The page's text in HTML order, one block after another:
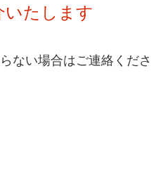
いたします
ない場合はご連絡くださ